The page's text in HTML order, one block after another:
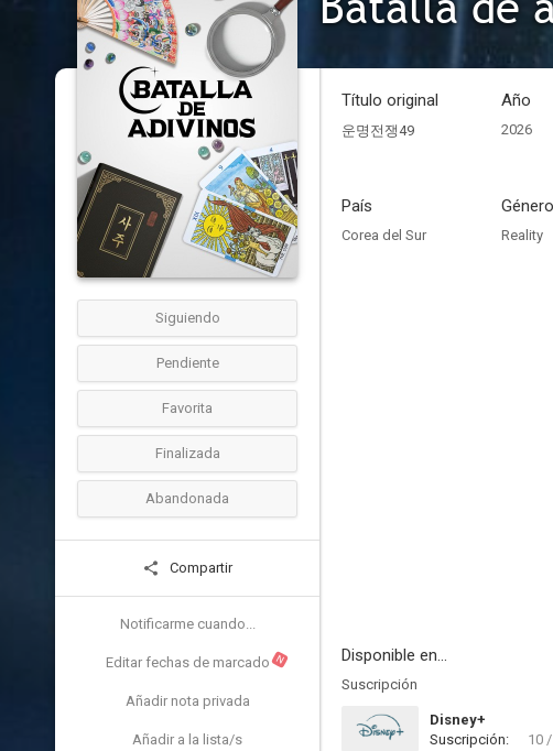
Siguiendo
Pendiente
Favorita
Finalizada
Abandonada
Compartir
Notificarme cuando...
Editar fechas de marcado N
Añadir nota privada
Añadir a la lista/s
Título original
운명전쟁49
Año
2026
País
Corea del Sur Reality
Disponible en...
Suscripción
Disney+
Suscripción:
10